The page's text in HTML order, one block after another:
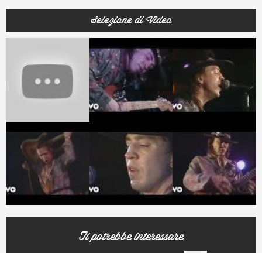
Selezione di Video
Ti potrebbe interessare